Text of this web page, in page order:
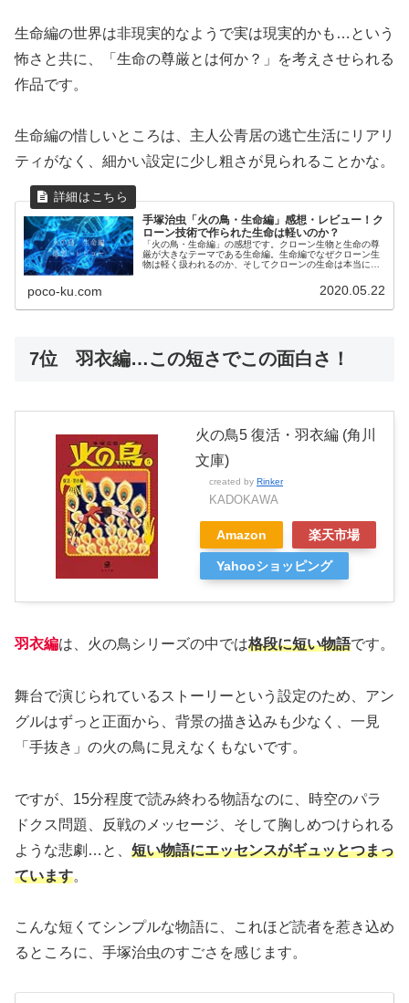
生命編の世界は非現実的なようで実は現実的かも…という
怖さと共に、「生命の尊厳とは何か？」を考えさせられる
作品です。
生命編の惜しいところは、主人公青居の逃亡生活にリアリ
ティがなく、細かい設定に少し粗さが見られることかな。
手塚治虫「火の鳥・生命編」感想・レビュー！ク
ローン技術で作られた生命は軽いのか？
「火の鳥・生命編」の感想です。クローン生物と生命の尊
厳が大きなテーマである生命編。生命編でなぜクローン生
物は軽く扱われるのか、そしてクローンの生命は本当に軽
poco-ku.com 2020.05.22
7位 羽衣編…この短さでこの面白さ！
火の鳥5 復活・羽衣編 (角川
文庫)
created by Rinker
KADOKAWA
Amazon 楽天市場
Yahooショッピング
羽衣編は、火の鳥シリーズの中では格段に短い物語です。
舞台で演じられているストーリーという設定のため、アン
グルはずっと正面から、背景の描き込みも少なく、一見
「手抜き」の火の鳥に見えなくもないです。
ですが、15分程度で読み終わる物語なのに、時空のパラ
ドクス問題、反戦のメッセージ、そして胸しめつけられる
ような悲劇…と、 短い物語にエッセンスがギュッとつまっ
ています。
こんな短くてシンプルな物語に、これほど読者を惹き込め
るところに、手塚治虫のすごさを感じます。